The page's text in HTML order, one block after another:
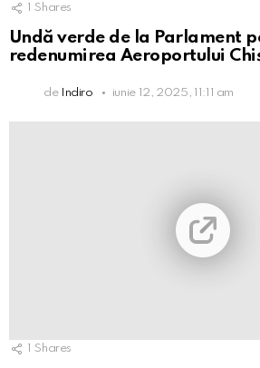
1 Shares
Undă verde de la Parlament
redenumirea Aeroportului
de Indiro iunie 12, 2025, 11:11 am
1 Shares